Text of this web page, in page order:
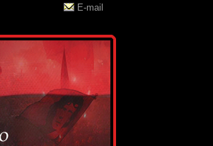
E-mail